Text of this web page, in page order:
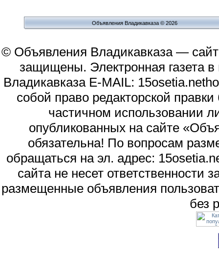
Объявления Владикавказа © 2026
© Объявления Владикавказа —
защищены. Электронная газета
Владикавказа E-MAIL:
собой право редакторской
частичном использовании
опубликованных на сайте
обязательна! По вопросам
обращаться на эл. адрес:
сайта не несет
размещенные объявления
без